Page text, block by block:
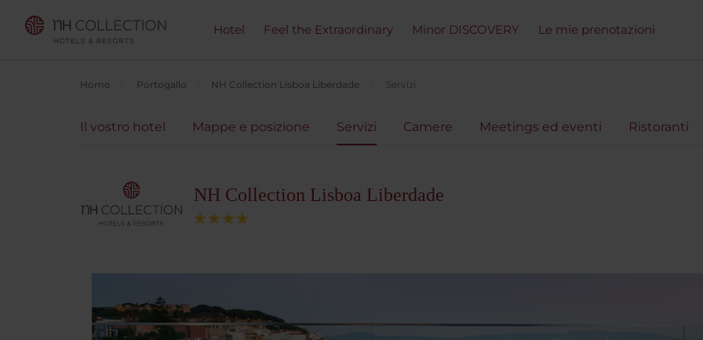
Hotel Feel the Extraordinary Minor DISCOVERY Le mie prenotazioni
Home Portogallo NH Collection Lisboa Liberdade Servizi
Il vostro hotel Mappe e posizione Servizi Camere Meetings ed eventi Ristoranti
NH Collection Lisboa Liberdade